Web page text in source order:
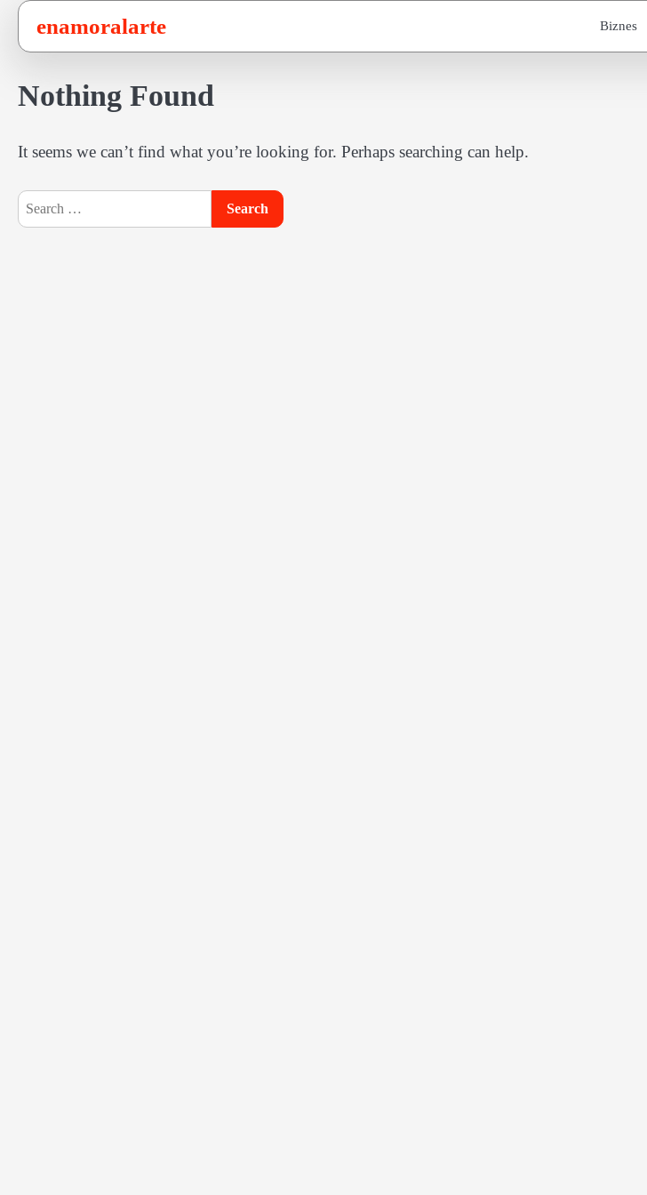
Skip
content
enamoralarte Biznes
Nothing Found
It seems we can’t find what you’re looking for. Perhaps searching can help.
Search
for: